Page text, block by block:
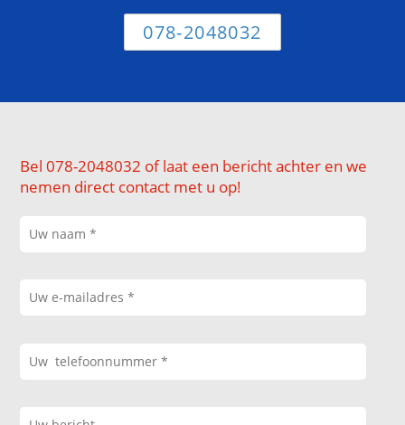
078-2048032
Bel 078-2048032 of laat een bericht achter en we
nemen direct contact met u op!